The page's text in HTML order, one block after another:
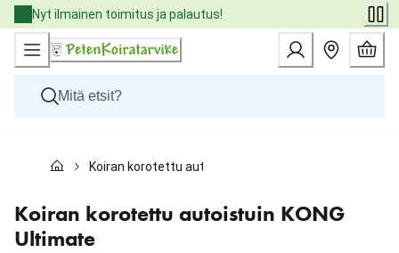
Skip
to
Content
Nyt ilmainen toimitus ja palautus!
Kissat
Eläinlääkäriruoat
Tuotemerkit
Uutuudet
Koiran korotettu autoistuin KONG Ultimate
Koiran korotettu autoistuin KONG
Ultimate